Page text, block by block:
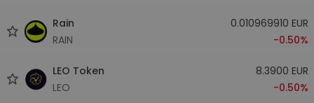
Rain
RAIN
0.010969910 EUR
-0.50%
LEO Token
LEO
8.3900 EUR
-0.50%